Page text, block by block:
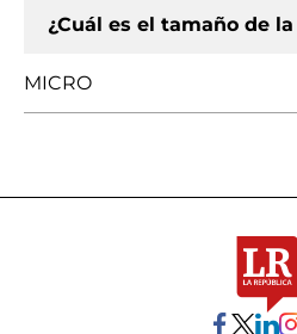
¿Cuál es el tamaño de
MICRO